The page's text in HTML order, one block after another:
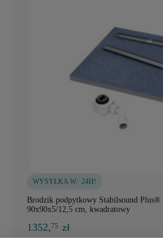
WYSYŁKA W: 24H!
Brodzik podpytkowy Stabilsound Plus®
90x90x5/12,5 cm, kwadratowy
1352,75 zł